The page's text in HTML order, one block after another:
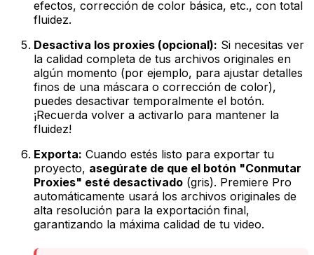
efectos, corrección de color básica, etc., con total
fluidez.
Desactiva los proxies (opcional): Si necesitas ver
la calidad completa de tus archivos originales en
algún momento (por ejemplo, para ajustar detalles
finos de una máscara o corrección de color),
puedes desactivar temporalmente el botón.
¡Recuerda volver a activarlo para mantener la
fluidez!
Exporta: Cuando estés listo para exportar tu
proyecto, asegúrate de que el botón "Conmutar
Proxies" esté desactivado (gris). Premiere Pro
automáticamente usará los archivos originales de
alta resolución para la exportación final,
garantizando la máxima calidad de tu video.